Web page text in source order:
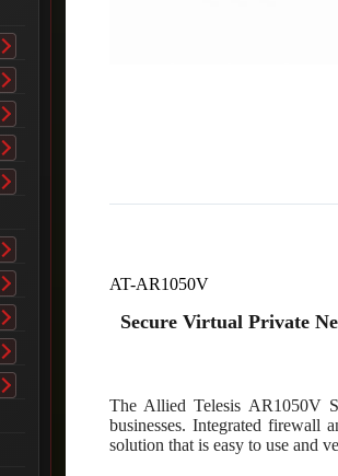
AT-AR1050V
Secure Virtual Private
The Allied Telesis AR1050V
businesses. Integrated
solution that is easy to use and
Toggle
submenu
Toggle
submenu
Toggle
submenu
Toggle
submenu
Toggle
Toggle
submenu
Toggle
submenu
Toggle
submenu
Toggle
submenu
Toggle